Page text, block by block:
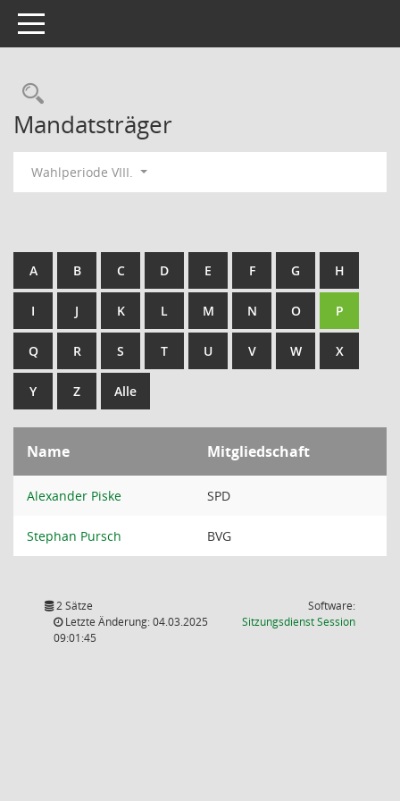
Toggle navigation
Rechercheauswahl
Mandatsträger
Wahlperiode VIII.
A B C D E F G H
I J K L M N O P
Q R S T U V W X
Y Z Alle
Name Mitgliedschaft
Alexander Piske SPD
Stephan Pursch BVG
2 Sätze
Letzte Änderung: 04.03.2025
09:01:45
Software:
SitzungsdienstSession(Wird in